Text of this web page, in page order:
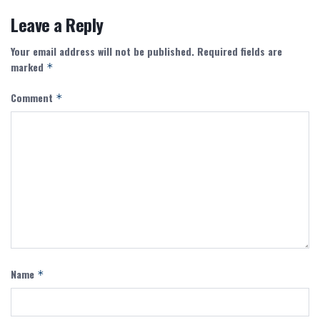
Leave a Reply
Your email address will not be published. Required fields are
marked *
Comment *
Name *